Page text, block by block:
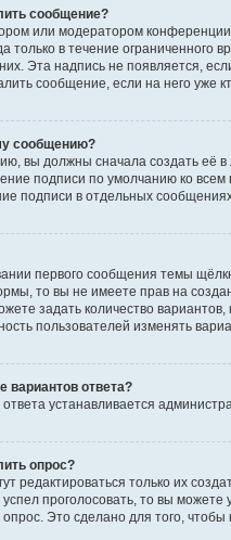
сообщение?
или модератором
только в течение ограниченного
Эта надпись не появляется,
сообщение, если на него уже
сообщению?
вы должны сначала создать её
подписи по умолчанию ко
подписи в отдельных
первого сообщения темы
то вы не имеете прав на
задать количество
пользователей изменять
вариантов ответа?
ответа устанавливается
опрос?
редактироваться только их
проголосовать, то вы
опрос. Это сделано для того,